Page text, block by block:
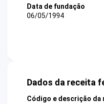
Data de fundação
06/05/1994
Dados da receita
Código e descrição da